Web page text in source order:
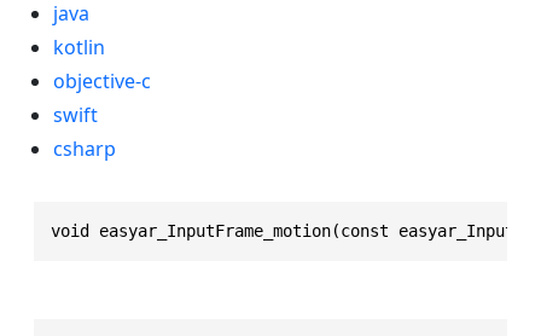
java
kotlin
objective-c
swift
csharp
void easyar_InputFrame_motion(const